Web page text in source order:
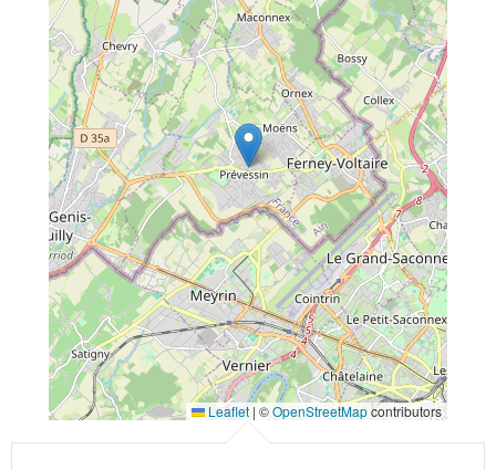
Leaflet | ©OpenStreetMapcontributors